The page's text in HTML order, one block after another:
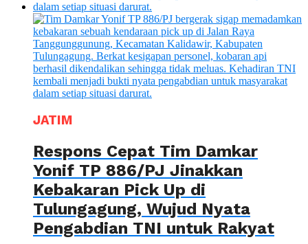
JATIM
Respons Cepat Tim Damkar
Yonif TP 886/PJ Jinakkan
Kebakaran Pick Up di
Tulungagung, Wujud Nyata
Pengabdian TNI untuk Rakyat